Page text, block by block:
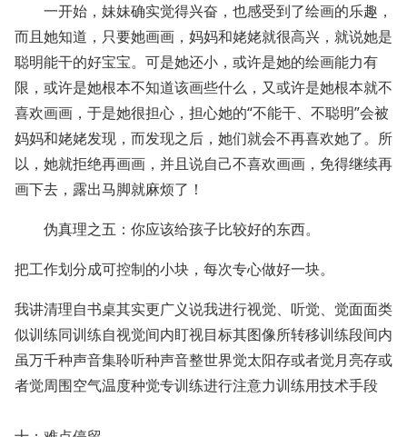
一开始，妹妹确实觉得兴奋，也感受到了绘画的乐趣，
而且她知道，只要她画画，妈妈和姥姥就很高兴，就说她是
聪明能干的好宝宝。可是她还小，或许是她的绘画能力有
限，或许是她根本不知道该画些什么，又或许是她根本就不
喜欢画画，于是她很担心，担心她的“不能干、不聪明”会被
妈妈和姥姥发现，而发现之后，她们就会不再喜欢她了。所
以，她就拒绝再画画，并且说自己不喜欢画画，免得继续再
画下去，露出马脚就麻烦了！
伪真理之五：你应该给孩子比较好的东西。
把工作划分成可控制的小块，每次专心做好一块。
我讲清理自书桌其实更广义说我进行视觉、听觉、觉面面类
似训练同训练自视觉间内盯视目标其图像所转移训练段间内
虽万千种声音集聆听种声音整世界觉太阳存或者觉月亮存或
者觉周围空气温度种觉专训练进行注意力训练用技术手段